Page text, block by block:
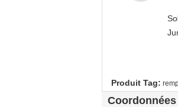
Produit Tag:
Coordonnées